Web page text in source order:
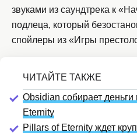
звуками из саундтрека к
подлеца, который
спойлеры из «Игры
Obsidian собирает
Eternity
Pillars of Eternity ждет